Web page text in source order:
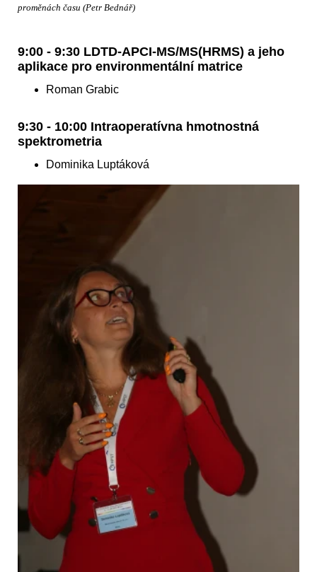
proměnách času (Petr Bednář)
9:00 - 9:30 LDTD-APCI-MS/MS(HRMS) a jeho
aplikace pro environmentální matrice
Roman Grabic
9:30 - 10:00 Intraoperatívna hmotnostná
spektrometria
Dominika Luptáková